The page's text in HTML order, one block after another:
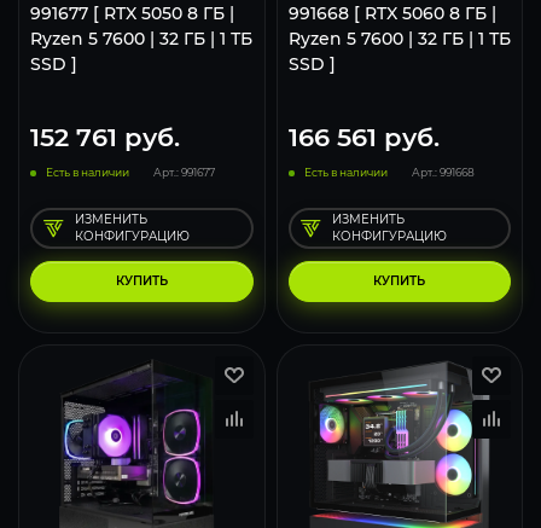
991677 [ RTX 5050 8 ГБ |
Ryzen 5 7600 | 32 ГБ | 1 ТБ
SSD ]
152 761 руб.
Есть в наличии Арт.: 991677
КУПИТЬ
ИЗМЕНИТЬ
КОНФИГУРАЦИЮ
991668 [ RTX 5060 8 ГБ |
Ryzen 5 7600 | 32 ГБ | 1 ТБ
SSD ]
166 561 руб.
Есть в наличии Арт.: 991668
КУПИТЬ
ИЗМЕНИТЬ
КОНФИГУРАЦИЮ